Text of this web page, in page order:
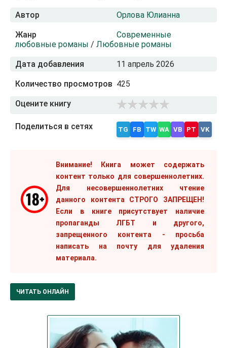
Автор Орлова Юлианна
Жанр
Современные
любовные романы / Любовные романы
Дата добавления 11 апрель 2026
Количество просмотров 425
Оцените книгу
Поделиться в сетях TG FB TW WA VB PT VK
Внимание! Книга может содержать
контент только для совершеннолетних.
Для несовершеннолетних чтение
данного контента СТРОГО ЗАПРЕЩЕН!
Если в книге присутствует наличие
пропаганды ЛГБТ и другого,
запрещенного контента - просьба
написать на почту для удаления
материала.
ЧИТАТЬ ОНЛАЙН